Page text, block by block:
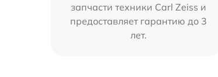
запчасти техники Carl Zeiss и
предоставляет гарантию до 3
лет.